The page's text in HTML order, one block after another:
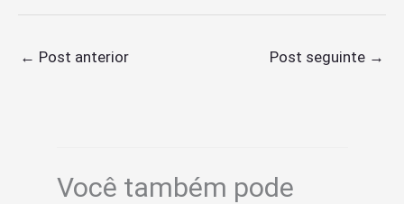
← Post anterior Post seguinte →
Você também pode